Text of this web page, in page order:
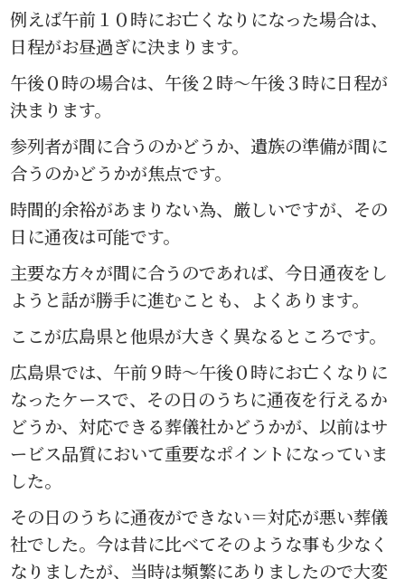
例えば午前１０時にお亡くなりになった場合は、
日程がお昼過ぎに決まります。
午後０時の場合は、午後２時〜午後３時に日程が
決まります。
参列者が間に合うのかどうか、遺族の準備が間に
合うのかどうかが焦点です。
時間的余裕があまりない為、厳しいですが、その
日に通夜は可能です。
主要な方々が間に合うのであれば、今日通夜をし
ようと話が勝手に進むことも、よくあります。
ここが広島県と他県が大きく異なるところです。
広島県では、午前９時〜午後０時にお亡くなりに
なったケースで、その日のうちに通夜を行えるか
どうか、対応できる葬儀社かどうかが、以前はサ
ービス品質において重要なポイントになっていま
した。
その日のうちに通夜ができない＝対応が悪い葬儀
社でした。今は昔に比べてそのような事も少なく
なりましたが、当時は頻繁にありましたので大変